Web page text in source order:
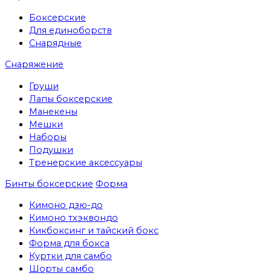
Боксерские
Для единоборств
Снарядные
Снаряжение
Груши
Лапы боксерские
Манекены
Мешки
Наборы
Подушки
Тренерские аксессуары
Бинты боксерские Форма
Кимоно дзю-до
Кимоно тхэквондо
Кикбоксинг и тайский бокс
Форма для бокса
Куртки для самбо
Шорты самбо